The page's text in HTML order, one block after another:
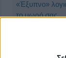
«Έξυπνο»
το μωρό σας
«Ο Γιάννης